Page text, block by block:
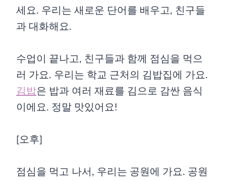
세요. 우리는 새로운 단어를 배우고, 친구들
과 대화해요.
수업이 끝나고, 친구들과 함께 점심을 먹으
러 가요. 우리는 학교 근처의 김밥집에 가요.
김밥은 밥과 여러 재료를 김으로 감싼 음식
이에요. 정말 맛있어요!
[오후]
점심을 먹고 나서, 우리는 공원에 가요. 공원